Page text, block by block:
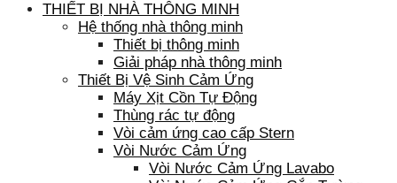
THIẾT BỊ NHÀ THÔNG MINH
Hệ thống nhà thông minh
Thiết bị thông minh
Giải pháp nhà thông minh
Thiết Bị Vệ Sinh Cảm Ứng
Máy Xịt Cồn Tự Động
Thùng rác tự động
Vòi cảm ứng cao cấp Stern
Vòi Nước Cảm Ứng
Vòi Nước Cảm Ứng Lavabo